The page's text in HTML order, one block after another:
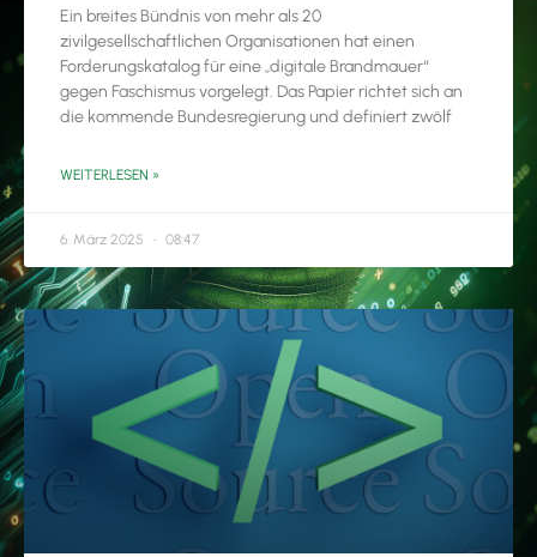
Ein breites Bündnis von mehr als 20
zivilgesellschaftlichen Organisationen hat einen
Forderungskatalog für eine „digitale Brandmauer“
gegen Faschismus vorgelegt. Das Papier richtet sich an
die kommende Bundesregierung und definiert zwölf
WEITERLESEN »
6. März 2025 08:47